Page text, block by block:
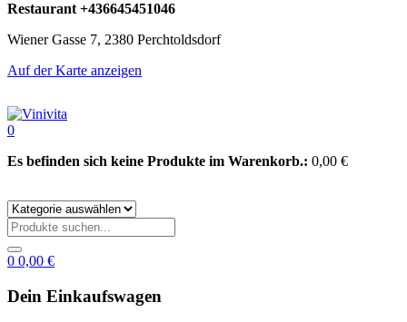
Restaurant +436645451046
Wiener Gasse 7, 2380 Perchtoldsdorf
Auf der Karte anzeigen
0
Es befinden sich keine Produkte im Warenkorb.: 0,00 €
0 0,00 €
Dein Einkaufswagen